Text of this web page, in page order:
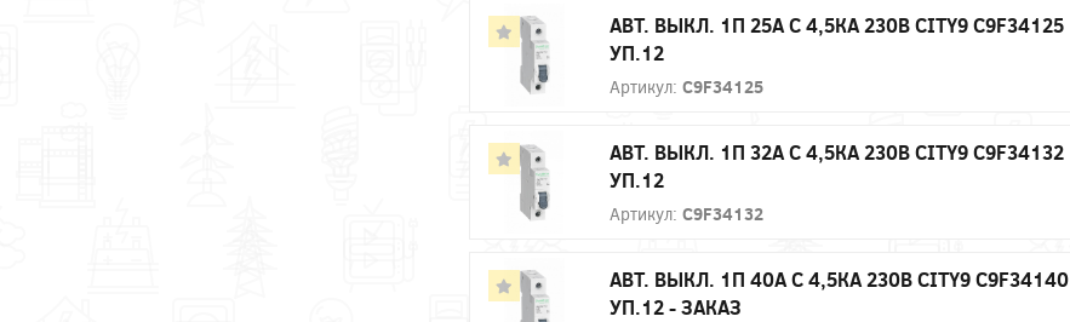
АВТ. ВЫКЛ. 1П 25А С 4,5КА 230В CITY9 C9F34125
УП.12
Артикул: C9F34125
АВТ. ВЫКЛ. 1П 32А С 4,5КА 230В CITY9 C9F34132
УП.12
Артикул: C9F34132
АВТ. ВЫКЛ. 1П 40А С 4,5КА 230В CITY9 C9F34140
УП.12 - ЗАКАЗ